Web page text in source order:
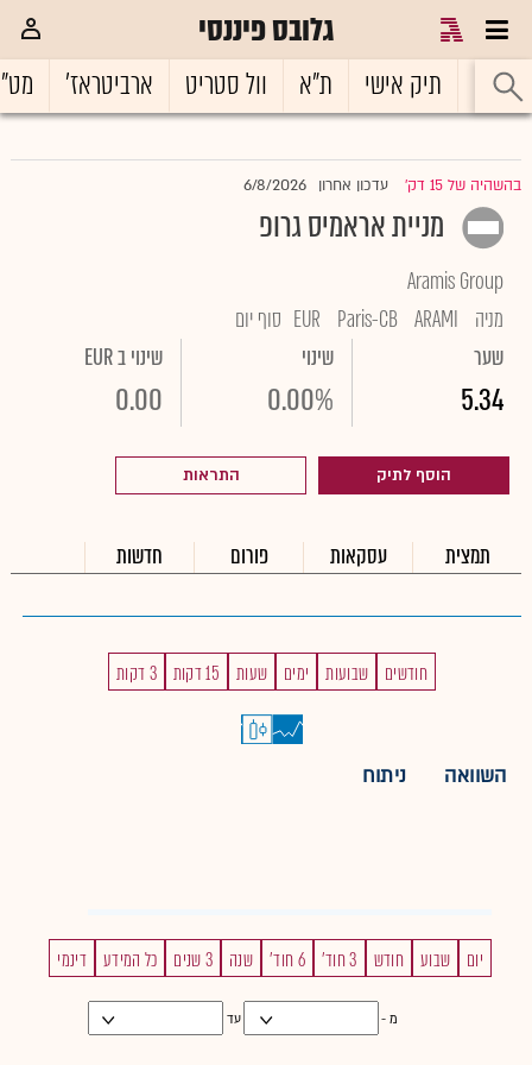
גלובס פיננסי
ראשי תיק אישי ת"א וול סטריט ארביטראז'
בהשהיה של 15 דק' עדכון אחרון 6/8/2026
מניית אראמיס גרופ
Aramis Group
מניה
ARAMI
Paris-CB
EUR סוף יום
שער
5.34
שינוי
0.00%
שינוי ב EUR
0.00
הוסף לתיק התראות
תמצית עסקאות פורום חדשות
חודשים שבועות ימים שעות 15 דקות 3 דקות
השוואה ניתוח
יום שבוע חודש 3 חוד' 6 חוד' שנה 3 שנים כל המידע דינמי
מ - עד